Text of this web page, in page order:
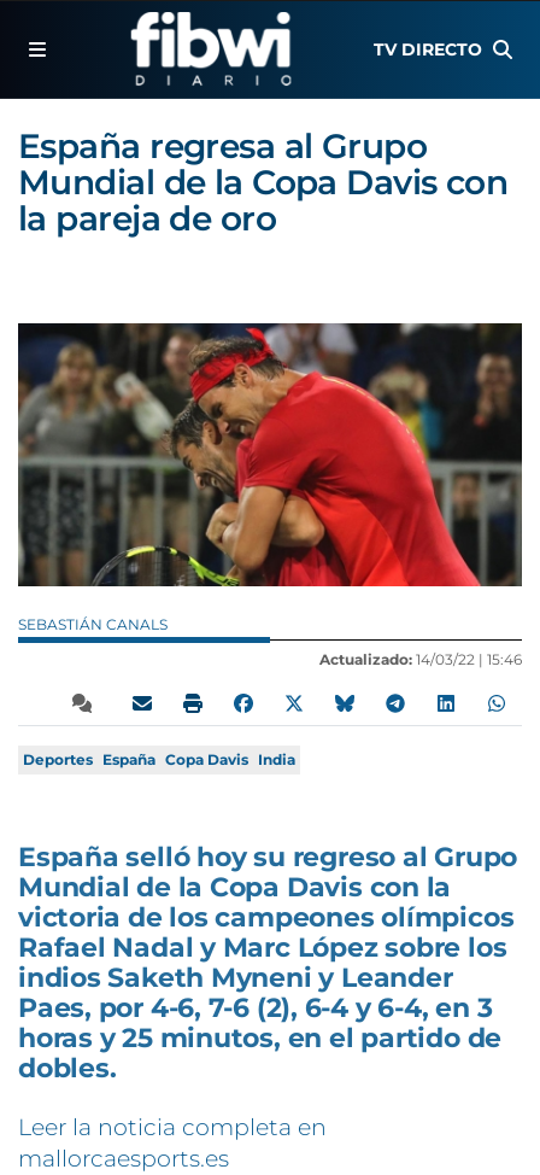
TV DIRECTO
España regresa al Grupo
Mundial de la Copa Davis con
la pareja de oro
SEBASTIÁN CANALS
Actualizado: 14/03/22 | 15:46
Deportes España Copa Davis India
España selló hoy su regreso al Grupo
Mundial de la Copa Davis con la
victoria de los campeones olímpicos
Rafael Nadal y Marc López sobre los
indios Saketh Myneni y Leander
Paes, por 4-6, 7-6 (2), 6-4 y 6-4, en 3
horas y 25 minutos, en el partido de
dobles.
Leer la noticia completa en
mallorcaesports.es